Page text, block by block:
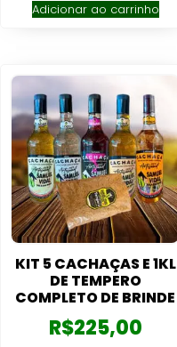
Adicionar ao carrinho
KIT 5 CACHAÇAS E 1KL
DE TEMPERO
COMPLETO DE BRINDE
R$225,00